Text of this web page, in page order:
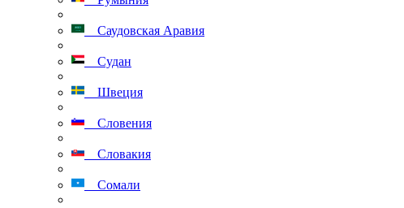
Саудовская Аравия
Судан
Швеция
Словения
Словакия
Сомали